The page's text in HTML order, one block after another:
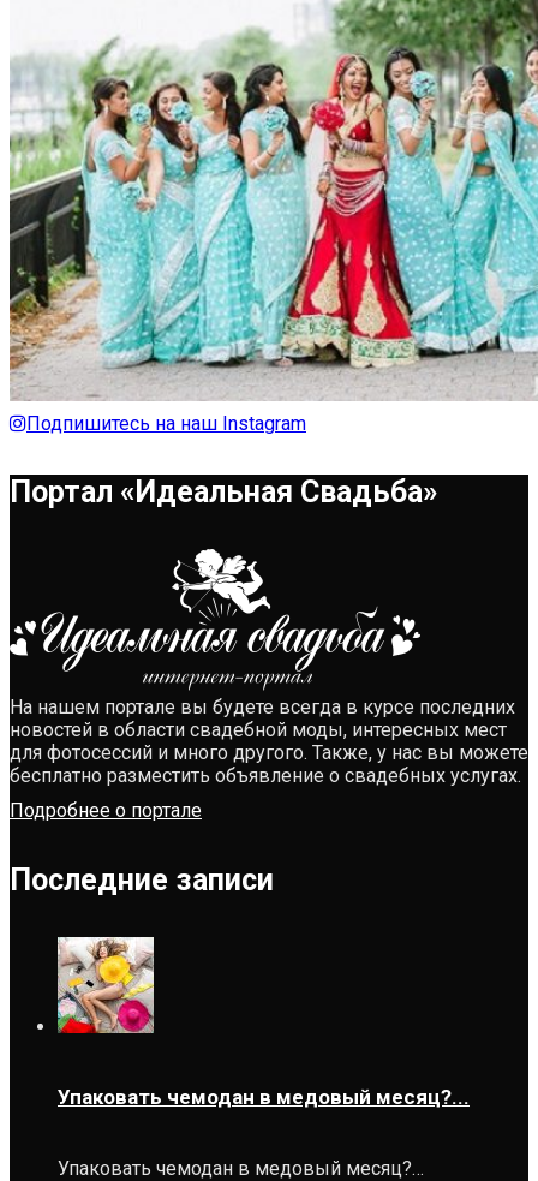
Подпишитесь на наш Instagram
Портал «Идеальная Свадьба»
На нашем портале вы будете всегда в курсе последних
новостей в области свадебной моды, интересных мест
для фотосессий и много другого. Также, у нас вы можете
бесплатно разместить объявление о свадебных услугах.
Подробнее о портале
Последние записи
Упаковать чемодан в медовый месяц?...
Упаковать чемодан в медовый месяц?…